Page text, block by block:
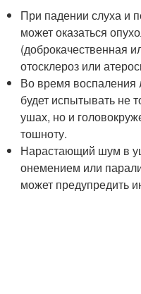
При падении слуха и
может оказаться
(доброкачественная
отосклероз или
Во время воспаления
будет испытывать не
ушах, но и
тошноту.
Нарастающий шум в
онемением или
может предупредить